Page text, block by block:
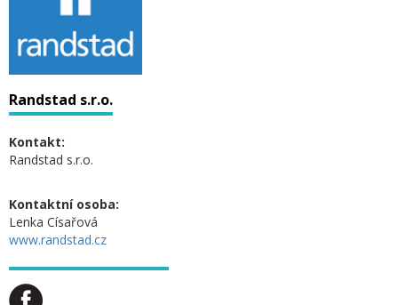
Randstad s.r.o.
Kontakt:
Randstad s.r.o.
Kontaktní osoba:
Lenka Císařová
www.randstad.cz